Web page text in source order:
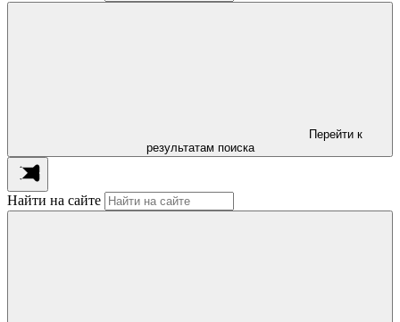
Перейти к
результатам поиска
Найти на сайте